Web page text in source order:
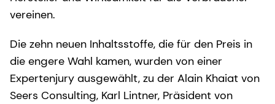
vereinen.
Die zehn neuen Inhaltsstoffe, die für den Preis in
die engere Wahl kamen, wurden von einer
Expertenjury ausgewählt, zu der Alain Khaiat von
Seers Consulting, Karl Lintner, Präsident von